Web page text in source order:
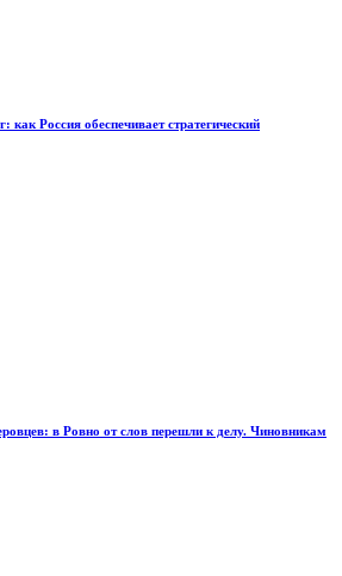
как Россия обеспечивает стратегический
в Ровно от слов перешли к делу. Чиновникам